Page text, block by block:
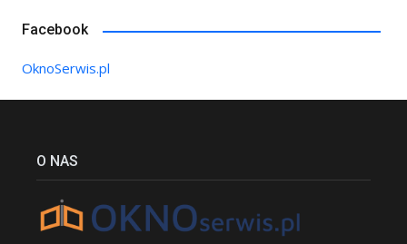
Facebook
OknoSerwis.pl
O NAS